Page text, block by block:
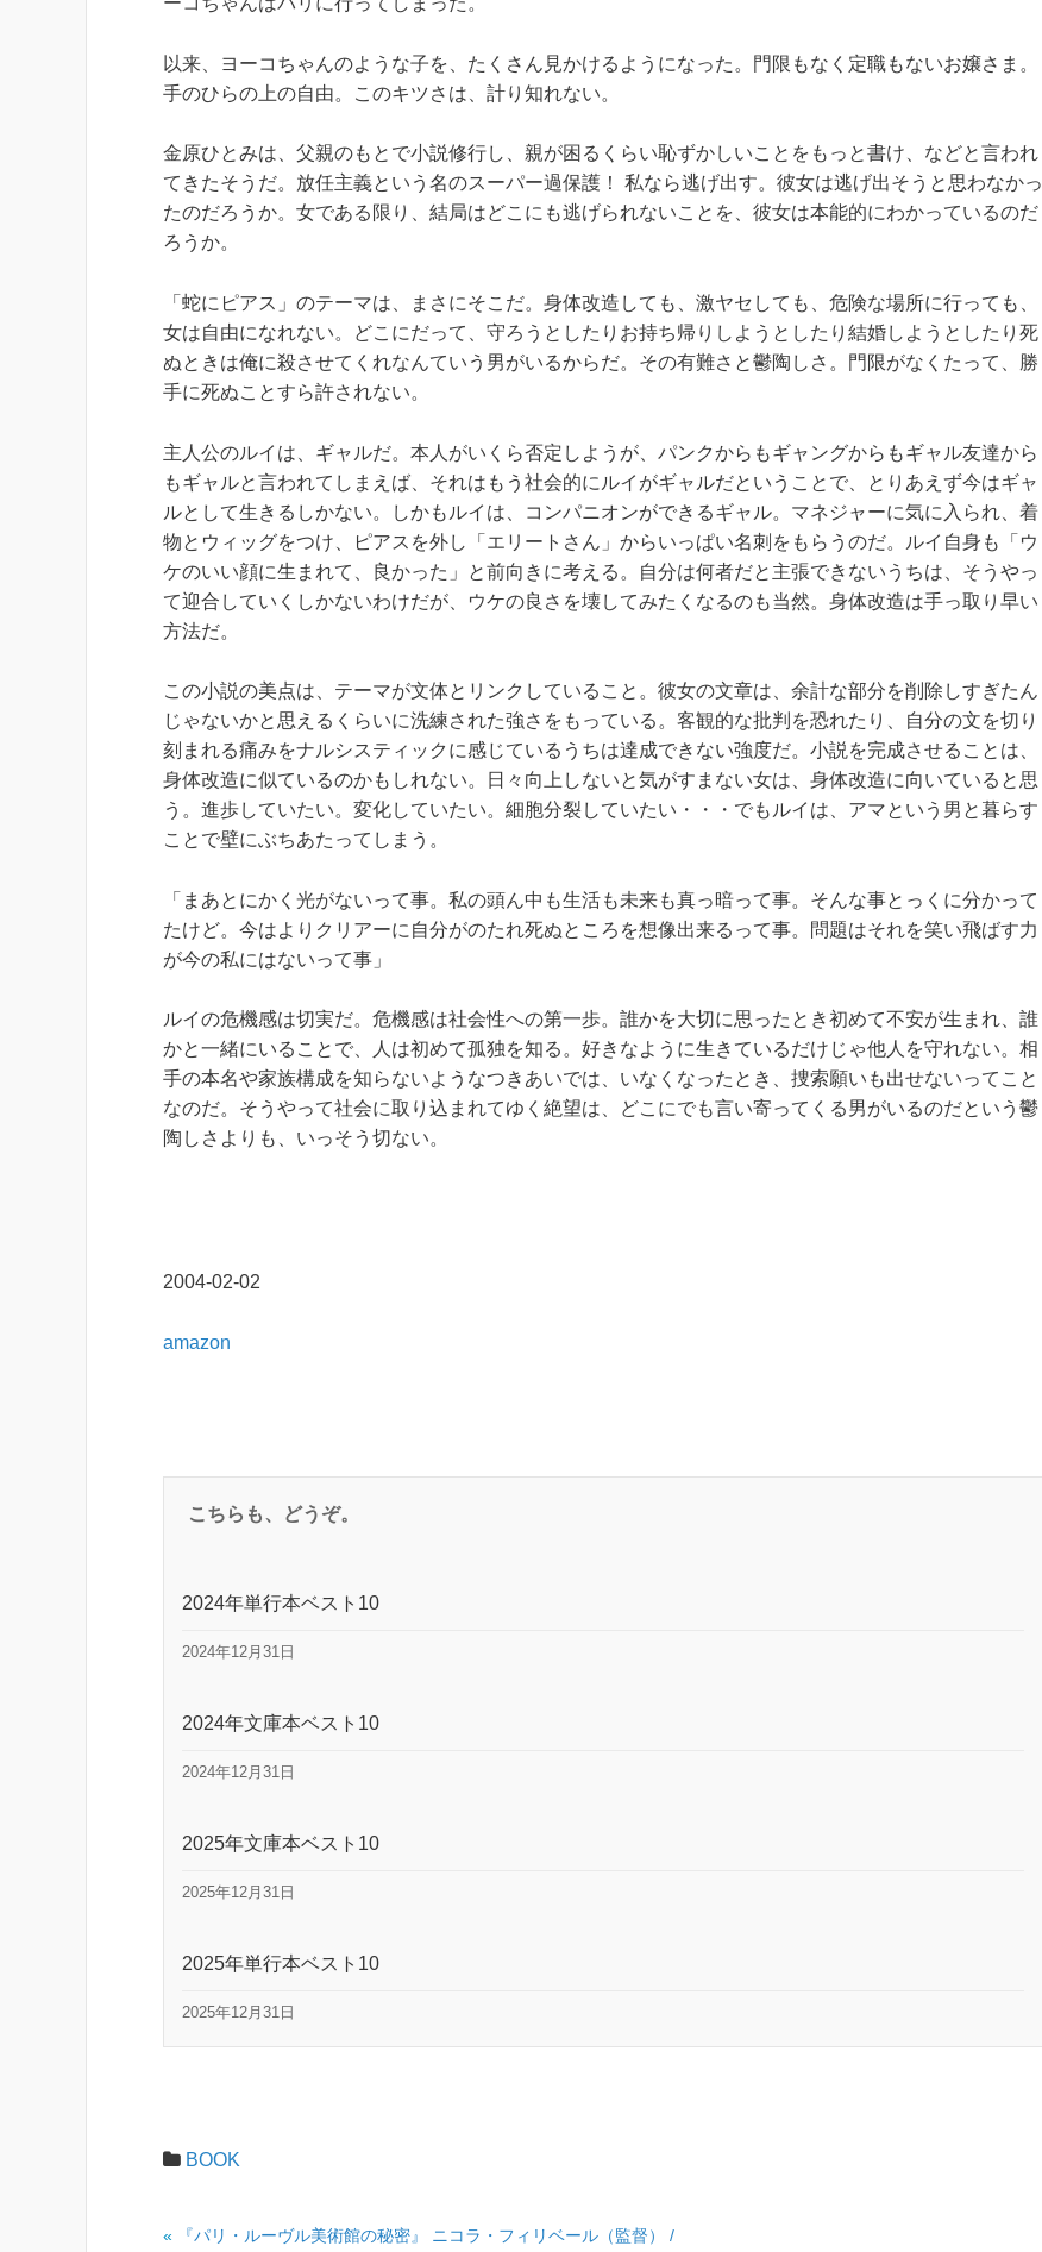
以来、ヨーコちゃんのような子を、たくさん見かけるようになった。門限もなく定職もないお嬢さま。
手のひらの上の自由。このキツさは、計り知れない。
金原ひとみは、父親のもとで小説修行し、親が困るくらい恥ずかしいことをもっと書け、などと言われ
てきたそうだ。放任主義という名のスーパー過保護！ 私なら逃げ出す。彼女は逃げ出そうと思わなかっ
たのだろうか。女である限り、結局はどこにも逃げられないことを、彼女は本能的にわかっているのだ
ろうか。
「蛇にピアス」のテーマは、まさにそこだ。身体改造しても、激ヤセしても、危険な場所に行っても、
女は自由になれない。どこにだって、守ろうとしたりお持ち帰りしようとしたり結婚しようとしたり死
ぬときは俺に殺させてくれなんていう男がいるからだ。その有難さと鬱陶しさ。門限がなくたって、勝
手に死ぬことすら許されない。
主人公のルイは、ギャルだ。本人がいくら否定しようが、パンクからもギャングからもギャル友達から
もギャルと言われてしまえば、それはもう社会的にルイがギャルだということで、とりあえず今はギャ
ルとして生きるしかない。しかもルイは、コンパニオンができるギャル。マネジャーに気に入られ、着
物とウィッグをつけ、ピアスを外し「エリートさん」からいっぱい名刺をもらうのだ。ルイ自身も「ウ
ケのいい顔に生まれて、良かった」と前向きに考える。自分は何者だと主張できないうちは、そうやっ
て迎合していくしかないわけだが、ウケの良さを壊してみたくなるのも当然。身体改造は手っ取り早い
方法だ。
この小説の美点は、テーマが文体とリンクしていること。彼女の文章は、余計な部分を削除しすぎたん
じゃないかと思えるくらいに洗練された強さをもっている。客観的な批判を恐れたり、自分の文を切り
刻まれる痛みをナルシスティックに感じているうちは達成できない強度だ。小説を完成させることは、
身体改造に似ているのかもしれない。日々向上しないと気がすまない女は、身体改造に向いていると思
う。進歩していたい。変化していたい。細胞分裂していたい・・・でもルイは、アマという男と暮らす
ことで壁にぶちあたってしまう。
「まあとにかく光がないって事。私の頭ん中も生活も未来も真っ暗って事。そんな事とっくに分かって
たけど。今はよりクリアーに自分がのたれ死ぬところを想像出来るって事。問題はそれを笑い飛ばす力
が今の私にはないって事」
ルイの危機感は切実だ。危機感は社会性への第一歩。誰かを大切に思ったとき初めて不安が生まれ、誰
かと一緒にいることで、人は初めて孤独を知る。好きなように生きているだけじゃ他人を守れない。相
手の本名や家族構成を知らないようなつきあいでは、いなくなったとき、捜索願いも出せないってこと
なのだ。そうやって社会に取り込まれてゆく絶望は、どこにでも言い寄ってくる男がいるのだという鬱
陶しさよりも、いっそう切ない。
2004-02-02
amazon
こちらも、どうぞ。
2024年単行本ベスト10
2024年12月31日
2024年文庫本ベスト10
2024年12月31日
2025年文庫本ベスト10
2025年12月31日
2025年単行本ベスト10
2025年12月31日
BOOK
«
『パリ・ルーヴル美術館の秘密』 ニコラ・フィリベール（監督） /